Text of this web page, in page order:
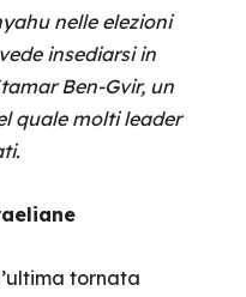
nelle elezioni
insediarsi in
Ben-Gvir, un
quale molti leader
tornata